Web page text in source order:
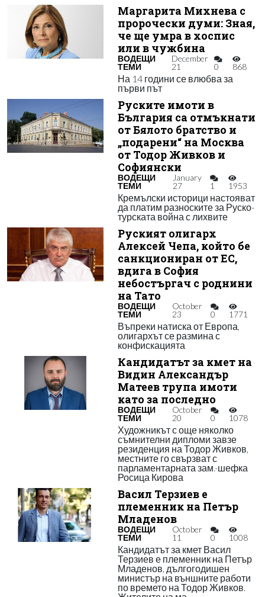
Маргарита Михнева с
пророчески думи: Зная,
че ще умра в хоспис
или в чужбина
ВОДЕЩИ
ТЕМИ
December
21
0 868
На 14 години се влюбва за
първи път
Руските имоти в
България са отмъкнати
от Бялото братство и
„подарени“ на Москва
от Тодор Живков и
Софиянски
ВОДЕЩИ
ТЕМИ
January
27
1 1953
Кремълски историци настояват
да платим разноските за Руско-
турската война с лихвите
Руският олигарх
Алексей Чепа, който бе
санкциониран от ЕС,
вдига в София
небостъргач с роднини
на Тато
ВОДЕЩИ
ТЕМИ
October
23
0 1771
Въпреки натиска от Европа,
олигархът се размина с
конфискацията
Кандидатът за кмет на
Видин Александър
Матеев трупа имоти
като за последно
ВОДЕЩИ
ТЕМИ
October
20
0 1078
Художникът с още няколко
съмнителни дипломи завзе
резиденция на Тодор Живков,
местните го свързват с
парламентарната зам.-шефка
Росица Кирова
Васил Терзиев е
племенник на Петър
Младенов
ВОДЕЩИ
ТЕМИ
October
11
0 1008
Кандидатът за кмет Васил
Терзиев е племенник на Петър
Младенов, дългогодишен
министър на външните работи
по времето на Тодор Живков.